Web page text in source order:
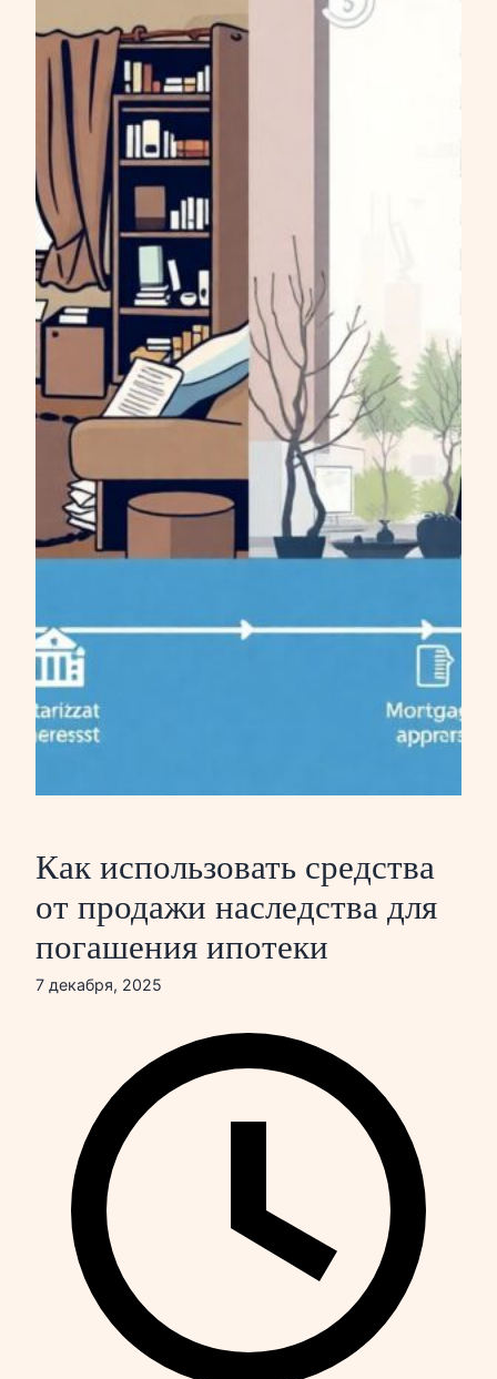
Как использовать средства
от продажи наследства для
погашения ипотеки
7 декабря, 2025